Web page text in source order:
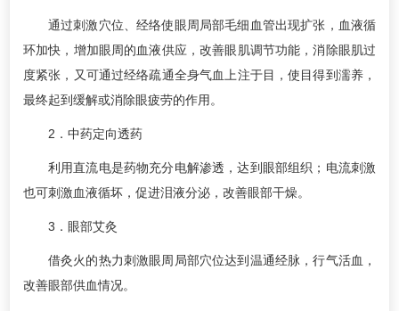
通过刺激穴位、经络使眼周局部毛细血管出现扩张，血液循
环加快，增加眼周的血液供应，改善眼肌调节功能，消除眼肌过
度紧张，又可通过经络疏通全身气血上注于目，使目得到濡养，
最终起到缓解或消除眼疲劳的作用。
2．中药定向透药
利用直流电是药物充分电解渗透，达到眼部组织；电流刺激
也可刺激血液循坏，促进泪液分泌，改善眼部干燥。
3．眼部艾灸
借灸火的热力刺激眼周局部穴位达到温通经脉，行气活血，
改善眼部供血情况。